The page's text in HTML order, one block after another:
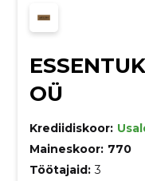
OÜ
Krediidiskoor:
Maineskoor: 770
Töötajaid: 3